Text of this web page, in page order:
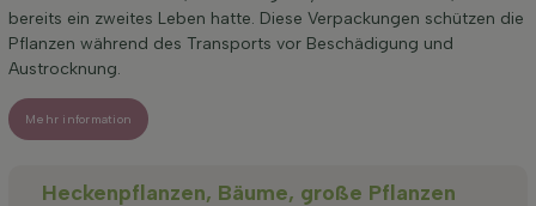
bereits ein zweites Leben hatte. Diese Verpackungen schützen die
Pflanzen während des Transports vor Beschädigung und
Austrocknung.
Mehr information
Heckenpflanzen, Bäume, große Pflanzen